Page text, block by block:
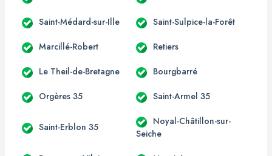
Saint-Médard-sur-Ille Saint-Sulpice-la-Forêt
Marcillé-Robert Retiers
Le Theil-de-Bretagne Bourgbarré
Orgères 35 Saint-Armel 35
Saint-Erblon 35
Noyal-Châtillon-sur-
Seiche